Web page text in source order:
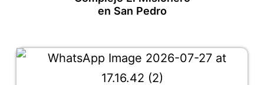
en San Pedro